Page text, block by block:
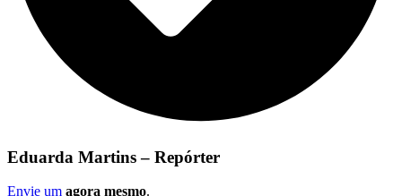
Eduarda Martins – Repórter
Envie um agora mesmo.